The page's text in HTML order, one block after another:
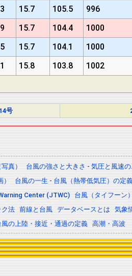
15.7 105.5
996
15.7 104.4
1000
15.7 104.1
1000
15.8 103.8 1002
号
真）
台風の強さと大きさ - 気圧と風速
台風の一生 - 台風（熱帯低気圧）の定
Center (JTWC)
台風（タイフーン
ク法 前線と台風 データベースとは
気象
風の上陸・接近・通過の定義 高潮・高波